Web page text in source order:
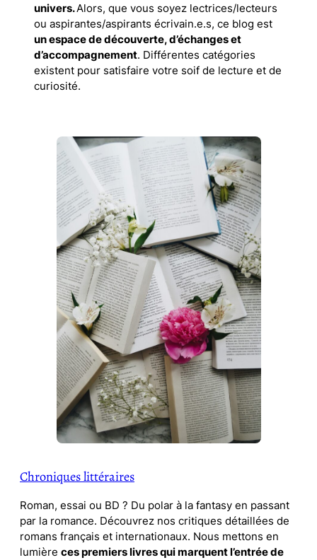
univers.Alors, que vous soyez lectrices/lecteurs
ou aspirantes/aspirants écrivain.e.s, ce blog est
un espace de découverte, d’échanges et
d’accompagnement. Différentes catégories
existent pour satisfaire votre soif de lecture et de
curiosité.
Chroniques littéraires
Roman, essai ou BD ? Du polar à la fantasy en passant
par la romance. Découvrez nos critiques détaillées de
romans français et internationaux. Nous mettons en
lumière ces premiers livres qui marquent l’entrée de